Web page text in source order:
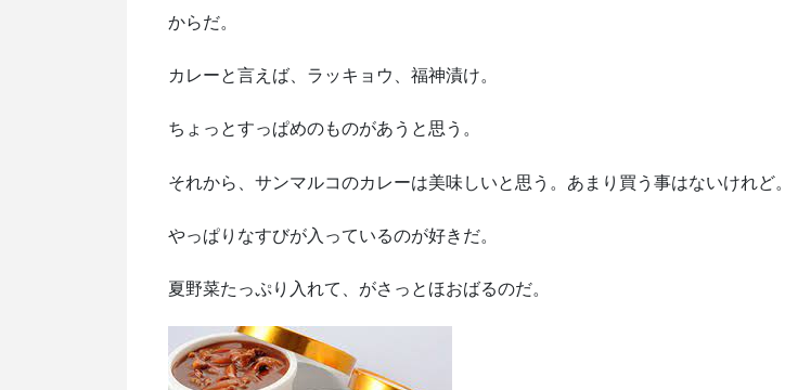
からだ。
カレーと言えば、ラッキョウ、福神漬け。
ちょっとすっぱめのものがあうと思う。
それから、サンマルコのカレーは美味しいと思う。あまり買う事はないけれど。
やっぱりなすびが入っているのが好きだ。
夏野菜たっぷり入れて、がさっとほおばるのだ。